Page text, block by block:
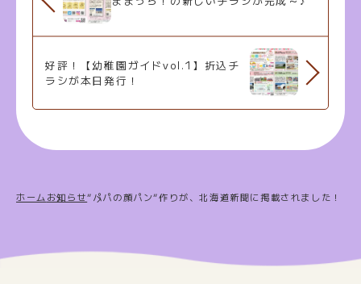
好評！【幼稚園ガイドvol.1】折込チ
ラシが本日発行！
ホーム お知らせ”パパの顔パン”作りが、北海道新聞に掲載されました！